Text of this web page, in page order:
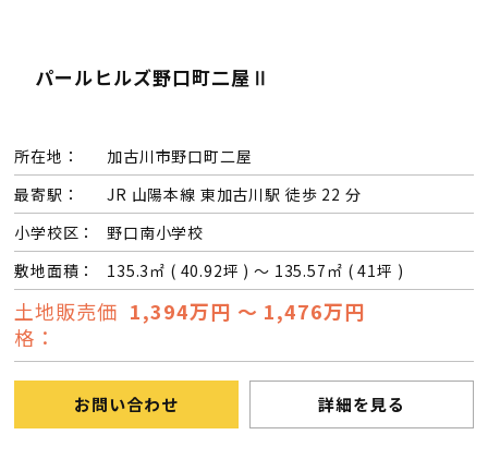
パールヒルズ野口町二屋Ⅱ
所在地：
加古川市野口町二屋
最寄駅：
JR 山陽本線 東加古川駅 徒歩 22 分
小学校区：
野口南小学校
敷地面積：
135.3㎡ ( 40.92坪 ) ～ 135.57㎡ ( 41坪 )
土地販売価
格：
1,394万円 ～ 1,476万円
お問い合わせ 詳細を見る